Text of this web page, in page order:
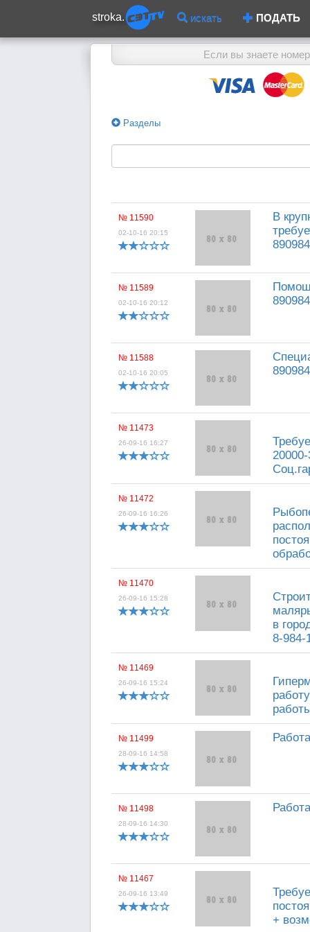
stroka. искать ПОДАТЬ
Если вы знаете
Разделы
№ 11590
02-10-16 20:15
В
№ 11589
02-10-16 20:12
№ 11588
02-10-16 20:05
№ 11473
26-09-16 16:27
№ 11472
26-09-16 16:26
№ 11470
26-09-16 15:28
в
8-984-
№ 11469
26-09-16 15:24
№ 11499
28-09-16 14:58
№ 11498
28-09-16 14:30
№ 11467
26-09-16 13:49
+